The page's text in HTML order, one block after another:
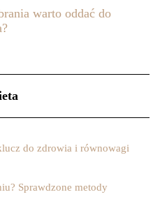
warto oddać do
do zdrowia i równowagi
Sprawdzone metody